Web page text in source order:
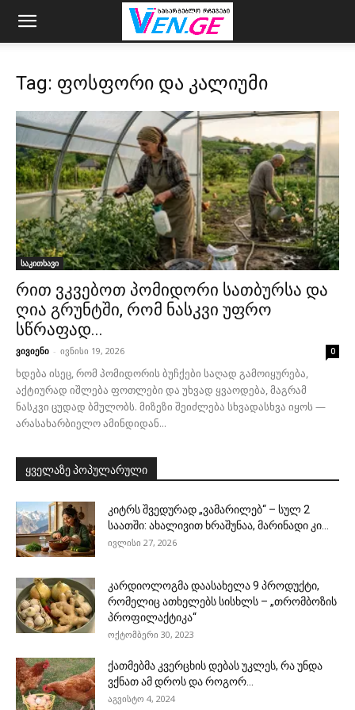
Tag: ფოსფორი და კალიუმი
საკითხავი
რით ვკვებოთ პომიდორი სათბურსა და
ღია გრუნტში, რომ ნასკვი უფრო
სწრაფად...
ვივიენი - ივნისი 19, 2026 0
ხდება ისეც, რომ პომიდორის ბუჩქები საღად გამოიყურება,
აქტიურად იშლება ფოთლები და უხვად ყვაოდება, მაგრამ
ნასკვი ცუდად ბმულობს. მიზეზი შეიძლება სხვადასხვა იყოს —
არასახარბიელო ამინდიდან...
ყველაზე პოპულარული
კიტრს შვედურად „ვამარილებ“ – სულ 2
საათში: ახალივით ხრაშუნაა, მარინადი კი...
ივლისი 27, 2026
კარდიოლოგმა დაასახელა 9 პროდუქტი,
რომელიც ათხელებს სისხლს – „თრომბოზის
პროფილაქტიკა“
ოქტომბერი 30, 2023
ქათმებმა კვერცხის დებას უკლეს, რა უნდა
ვქნათ ამ დროს და როგორ...
აგვისტო 4, 2024